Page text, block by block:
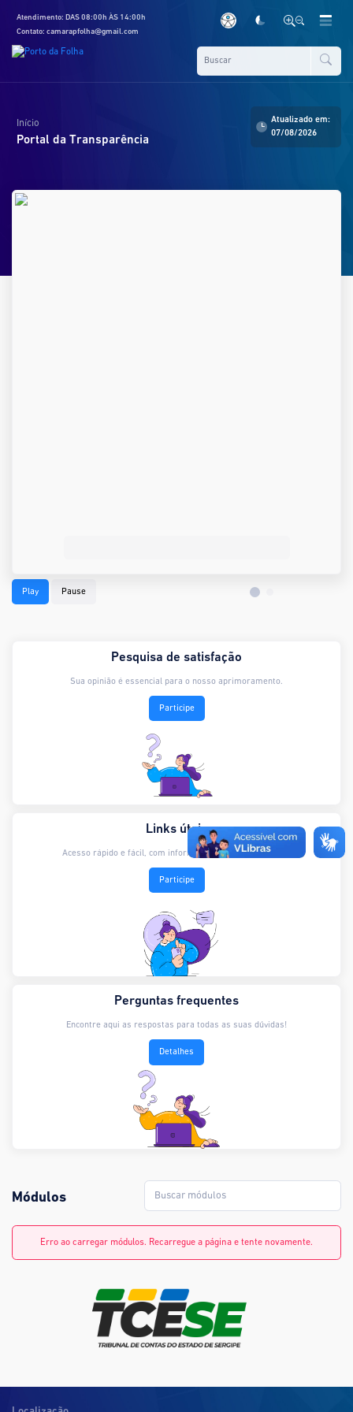
Atendimento: DAS 08:00h ÀS 14:00h
Contato: camarapfolha@gmail.com
Início
Portal da Transparência
Atualizado em:
07/08/2026
Play Pause
Pesquisa de satisfação
Sua opinião é essencial para o nosso aprimoramento.
Participe
Links úteis
Acesso rápido e fácil, com informações claras e objetivas.
Participe
Perguntas frequentes
Encontre aqui as respostas para todas as suas dúvidas!
Detalhes
Módulos
Erro ao carregar módulos. Recarregue a página e tente novamente.